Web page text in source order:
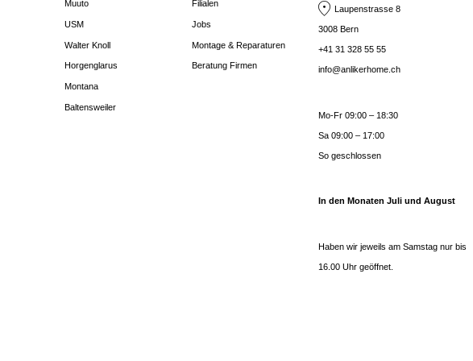
Muuto
USM
Walter Knoll
Horgenglarus
Montana
Baltensweiler
Filialen
Jobs
Montage & Reparaturen
Beratung Firmen
Laupenstrasse 8
3008 Bern
+41 31 328 55 55
info@anlikerhome.ch
Mo-Fr 09:00 – 18:30
Sa 09:00 – 17:00
So geschlossen
In den Monaten Juli und August
Haben wir jeweils am Samstag nur bis
16.00 Uhr geöffnet.